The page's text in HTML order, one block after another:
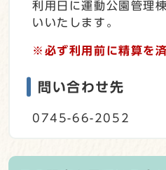
利用日に運動公園管理
いいたします。
※必ず利用前に精算を
問い合わせ先
0745-66-2052